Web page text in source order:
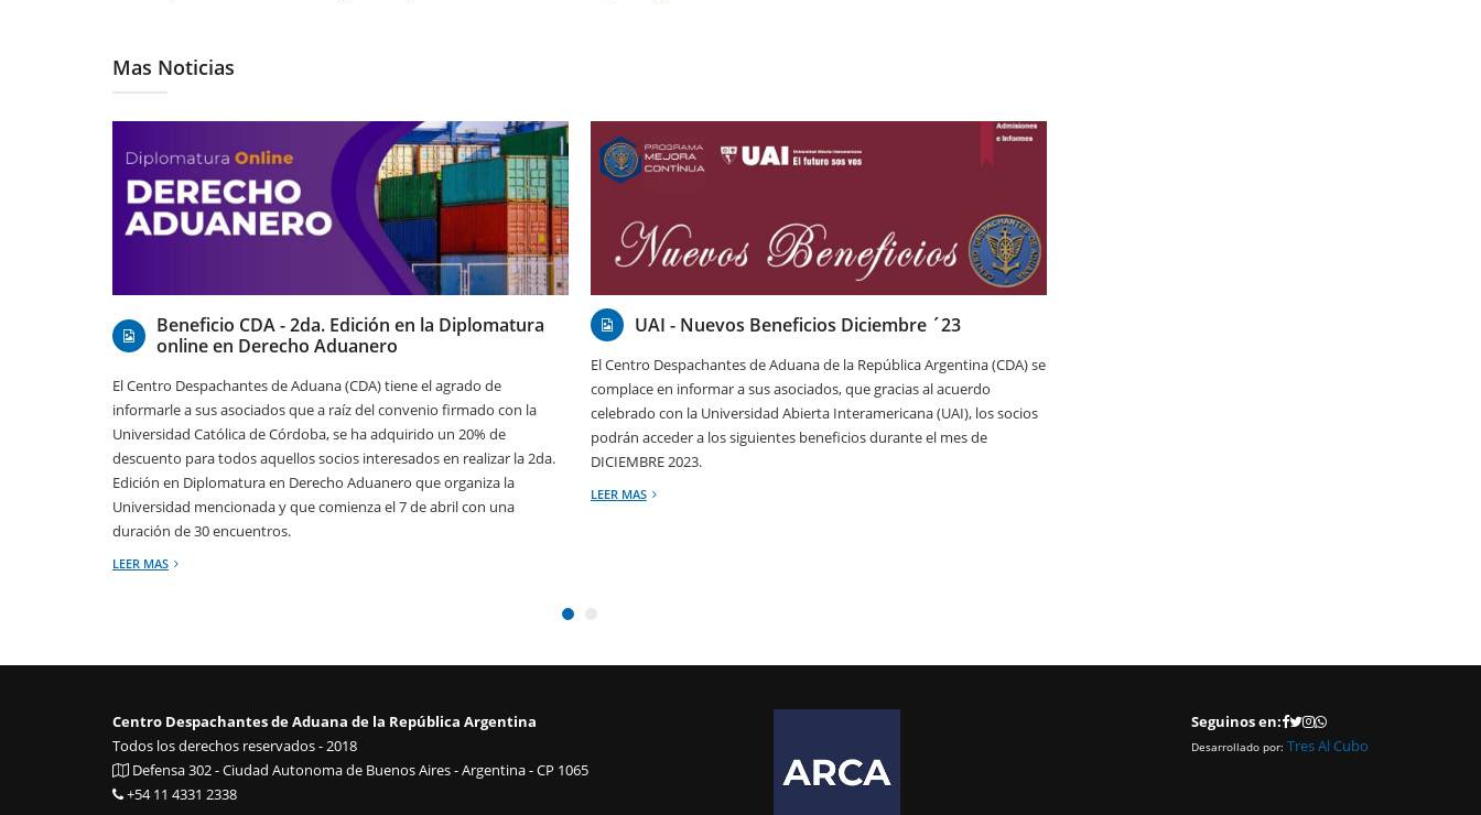
Mas Noticias
Beneficio CDA - 2da. Edición en la Diplomatura
online en Derecho Aduanero
El Centro Despachantes de Aduana (CDA) tiene el agrado de
informarle a sus asociados que a raíz del convenio firmado con la
Universidad Católica de Córdoba, se ha adquirido un 20% de
descuento para todos aquellos socios interesados en realizar la 2da.
Edición en Diplomatura en Derecho Aduanero que organiza la
Universidad mencionada y que comienza el 7 de abril con una
duración de 30 encuentros.
LEER MAS
UAI - Nuevos Beneficios Diciembre ´23
El Centro Despachantes de Aduana de la República Argentina (CDA) se
complace en informar a sus asociados, que gracias al acuerdo
celebrado con la Universidad Abierta Interamericana (UAI), los socios
podrán acceder a los siguientes beneficios durante el mes de
DICIEMBRE 2023.
LEER MAS
Centro Despachantes de Aduana de la República Argentina
Todos los derechos reservados - 2018
Defensa 302 - Ciudad Autonoma de Buenos Aires - Argentina - CP 1065
+54 11 4331 2338
Seguinos en:
Desarrollado por: Tres Al Cubo